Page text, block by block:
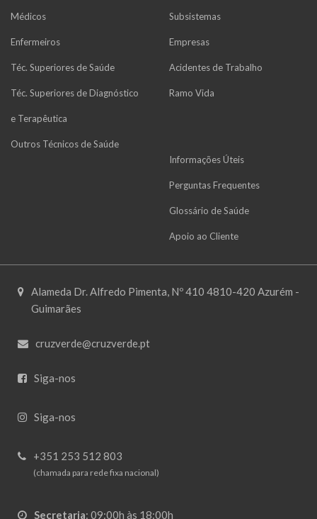
Médicos
Enfermeiros
Téc. Superiores de Saúde
Téc. Superiores de Diagnóstico
e Terapêutica
Outros Técnicos de Saúde
Subsistemas
Empresas
Acidentes de Trabalho
Ramo Vida
Informações Úteis
Perguntas Frequentes
Glossário de Saúde
Apoio ao Cliente
Alameda Dr. Alfredo Pimenta, Nº 410 4810-420 Azurém -
Guimarães
cruzverde@cruzverde.pt
Siga-nos
Siga-nos
+351 253 512 803
(chamada para rede fixa nacional)
Secretaria: 09:00h às 18:00h